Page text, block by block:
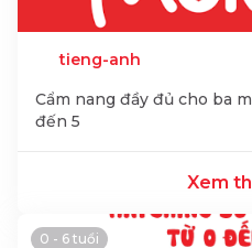
tieng-anh
Cẩm nang đầy đủ cho ba
đến 5
Xem
0 - 6 tuổi